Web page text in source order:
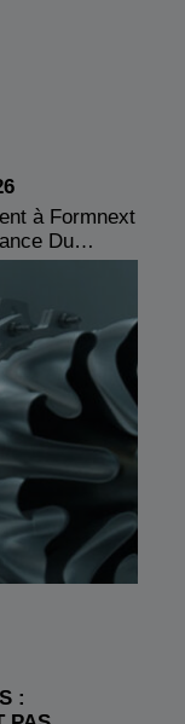
à Formnext
Du…
: